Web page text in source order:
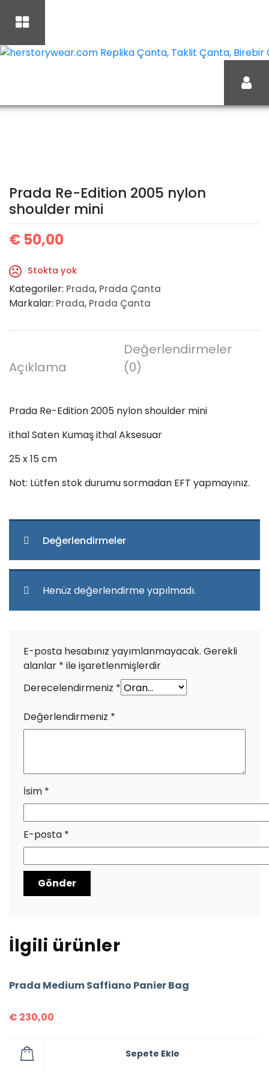
Geç
Prada
shoulder mini
Prada Re-Edition 2005 nylon
shoulder mini
€ 50,00
Stokta yok
Kategoriler: Prada, Prada Çanta
Markalar: Prada, Prada Çanta
Açıklama
Değerlendirmeler
(0)
Prada Re-Edition 2005 nylon shoulder mini
ithal Saten Kumaş ithal Aksesuar
25 x 15 cm
Not: Lütfen stok durumu sormadan EFT yapmayınız.
Değerlendirmeler
Henüz değerlendirme yapılmadı.
E-posta hesabınız yayımlanmayacak. Gerekli
alanlar * ile işaretlenmişlerdir
Derecelendirmeniz *
Değerlendirmeniz *
İsim *
E-posta *
İlgili ürünler
Prada Medium Saffiano Panier Bag
€ 230,00
Sepete Ekle